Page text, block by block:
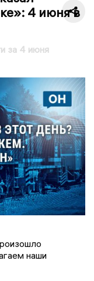
4 июня в
за 4 июня
наши